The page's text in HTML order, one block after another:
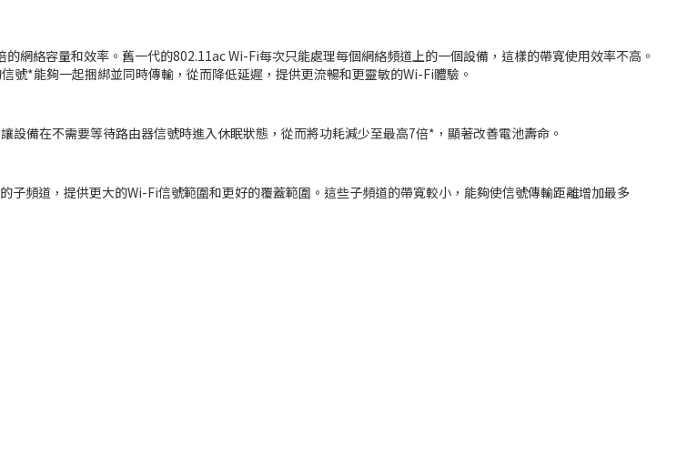
網絡容量和效率。舊一代的802.11ac Wi-Fi每次只能處理每個網絡頻道上的一個設備，這樣的帶寬使用效率不高。
號*能夠一起捆綁並同時傳輸，從而降低延遲，提供更流暢和更靈敏的Wi-Fi體驗。
備在不需要等待路由器信號時進入休眠狀態，從而將功耗減少至最高7倍*，顯著改善電池壽命。
頻道，提供更大的Wi-Fi信號範圍和更好的覆蓋範圍。這些子頻道的帶寬較小，能夠使信號傳輸距離增加最多